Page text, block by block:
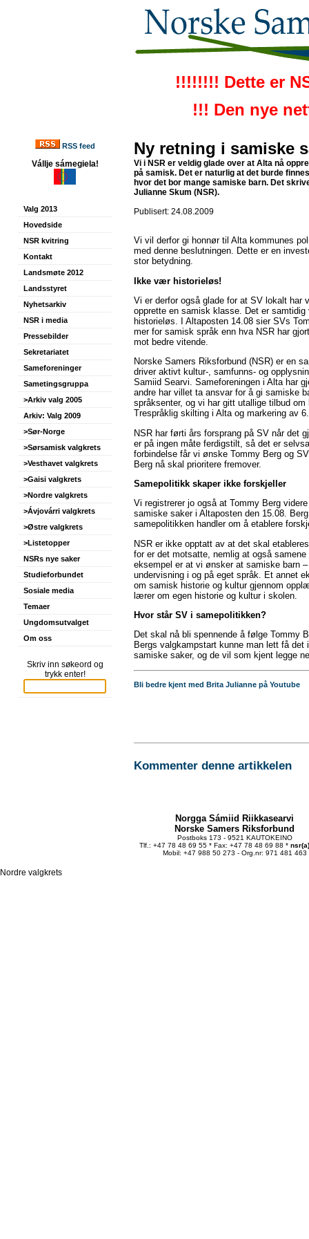
!!!!!!!! Dette er
!!! Den nye
RSS feed
Vállje sámegiela!
Valg 2013
Hovedside
NSR kvitring
Kontakt
Landsmøte 2012
Landsstyret
Nyhetsarkiv
NSR i media
Pressebilder
Sekretariatet
Sameforeninger
Sametingsgruppa
>Arkiv valg 2005
Arkiv: Valg 2009
>Sør-Norge
>Sørsamisk valgkrets
>Vesthavet valgkrets
>Gaisi valgkrets
>Nordre valgkrets
>Ávjovárri valgkrets
>Østre valgkrets
>Listetopper
NSRs nye saker
Studieforbundet
Sosiale media
Temaer
Ungdomsutvalget
Om oss
Skriv inn søkeord og
trykk enter!
Ny retning i samiske
Vi i NSR er veldig glade over at Alta nå
på samisk. Det er naturlig at det burde
hvor det bor mange samiske barn. Det
Julianne Skum (NSR).
Publisert: 24.08.2009
Vi vil derfor gi honnør til Alta kommunes
med denne beslutningen. Dette er en
stor betydning.
Ikke vær historieløs!
Vi er derfor også glade for at SV lokalt har
opprette en samisk klasse. Det er
historieløs. I Altaposten 14.08 sier SVs
mer for samisk språk enn hva NSR har
mot bedre vitende.
Norske Samers Riksforbund (NSR) er en
driver aktivt kultur-, samfunns- og
Samiid Searvi. Sameforeningen i Alta har
andre har villet ta ansvar for å gi samiske
språksenter, og vi har gitt utallige tilbud
Trespråklig skilting i Alta og markering av
NSR har førti års forsprang på SV når det
er på ingen måte ferdigstilt, så det er
forbindelse får vi ønske Tommy Berg og
Berg nå skal prioritere fremover.
Samepolitikk skaper ikke forskjeller
Vi registrerer jo også at Tommy Berg
samiske saker i Altaposten den 15.08.
samepolitikken handler om å etablere
NSR er ikke opptatt av at det skal
for er det motsatte, nemlig at også
eksempel er at vi ønsker at samiske barn
undervisning i og på eget språk. Et annet
om samisk historie og kultur gjennom
lærer om egen historie og kultur i skolen.
Hvor står SV i samepolitikken?
Det skal nå bli spennende å følge Tommy
Bergs valgkampstart kunne man lett få
samiske saker, og de vil som kjent legge
Bli bedre kjent med Brita Julianne på Youtube
Kommenter denne artikkelen
Norgga Sámiid Riikkasearvi
Norske Samers Riksforbund
Postboks 173 - 9521 KAUTOKEINO
Tlf.: +47 78 48 69 55 * Fax: +47 78 48 69 88 *
Mobil: +47 988 50 273 - Org.nr: 971 481 463
Nordre valgkrets